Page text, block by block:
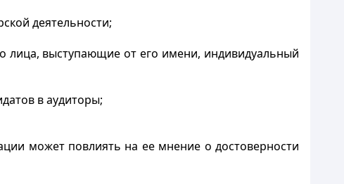
деятельности;
лица, выступающие от его имени, индивидуальный
в аудиторы;
может повлиять на ее мнение о достоверности